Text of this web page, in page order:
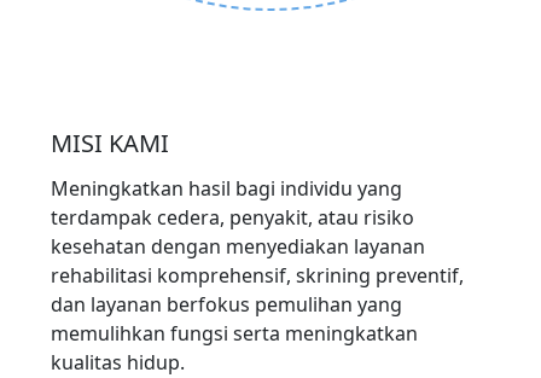
MISI KAMI
Meningkatkan hasil bagi individu yang
terdampak cedera, penyakit, atau risiko
kesehatan dengan menyediakan layanan
rehabilitasi komprehensif, skrining preventif,
dan layanan berfokus pemulihan yang
memulihkan fungsi serta meningkatkan
kualitas hidup.